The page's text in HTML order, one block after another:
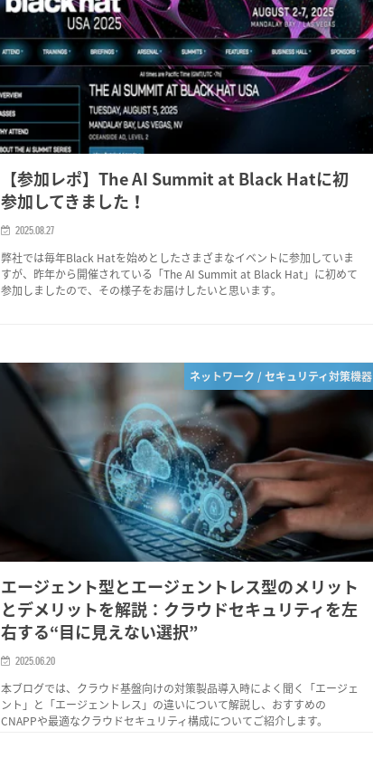
【参加レポ】The AI Summit at Black Hatに初
参加してきました！
2025.08.27
弊社では毎年Black Hatを始めとしたさまざまなイベントに参加していま
すが、昨年から開催されている「The AI Summit at Black Hat」に初めて
参加しましたので、その様子をお届けしたいと思います。
ネットワーク / セキュリティ対策機器
エージェント型とエージェントレス型のメリット
とデメリットを解説：クラウドセキュリティを左
右する“目に見えない選択”
2025.06.20
本ブログでは、クラウド基盤向けの対策製品導入時によく聞く「エージェ
ント」と「エージェントレス」の違いについて解説し、おすすめの
CNAPPや最適なクラウドセキュリティ構成についてご紹介します。